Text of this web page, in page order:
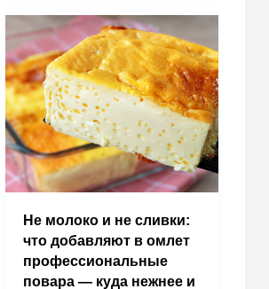
Не молоко и не сливки:
что добавляют в омлет
профессиональные
повара — куда нежнее и